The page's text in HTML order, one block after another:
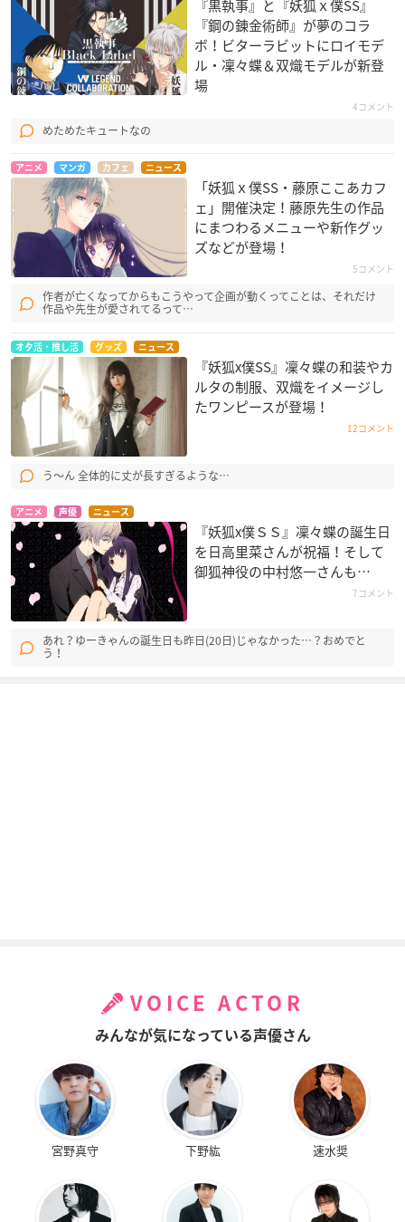
『黒執事』と『妖狐ｘ僕SS』
『鋼の錬金術師』が夢のコラ
ボ！ビターラビットにロイモデ
ル・凜々蝶＆双熾モデルが新登
場
4コメント
めためたキュートなの
アニメ マンガ カフェ ニュース
「妖狐ｘ僕SS・藤原ここあカフ
ェ」開催決定！藤原先生の作品
にまつわるメニューや新作グッ
ズなどが登場！
5コメント
作者が亡くなってからもこうやって企画が動くってことは、それだけ
作品や先生が愛されてるって…
オタ活・推し活 グッズ ニュース
『妖狐x僕SS』凜々蝶の和装やカ
ルタの制服、双熾をイメージし
たワンピースが登場！
12コメント
う〜ん 全体的に丈が長すぎるような…
アニメ 声優 ニュース
『妖狐x僕ＳＳ』凜々蝶の誕生日
を日高里菜さんが祝福！そして
御狐神役の中村悠一さんも…
7コメント
あれ？ゆーきゃんの誕生日も昨日(20日)じゃなかった…？おめでと
う！
VOICE ACTOR
みんなが気になっている声優さん
宮野真守 下野紘 速水奨